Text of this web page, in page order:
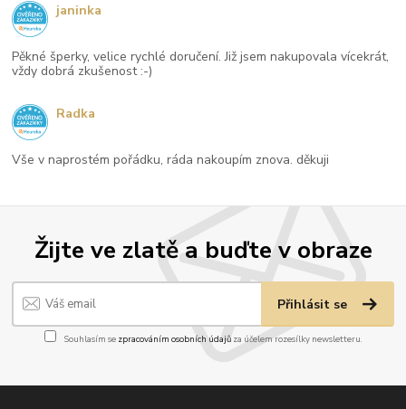
Žijte ve zlatě a buďte v obraze
Přihlásit se
Souhlasím se zpracováním osobních údajůza účelem rozesílky newsletteru.
Pěkné šperky, velice rychlé doručení. Již jsem nakupovala vícekrát,
vždy dobrá zkušenost :-)
janinka
Vše v naprostém pořádku, ráda nakoupím znova. děkuji
Radka